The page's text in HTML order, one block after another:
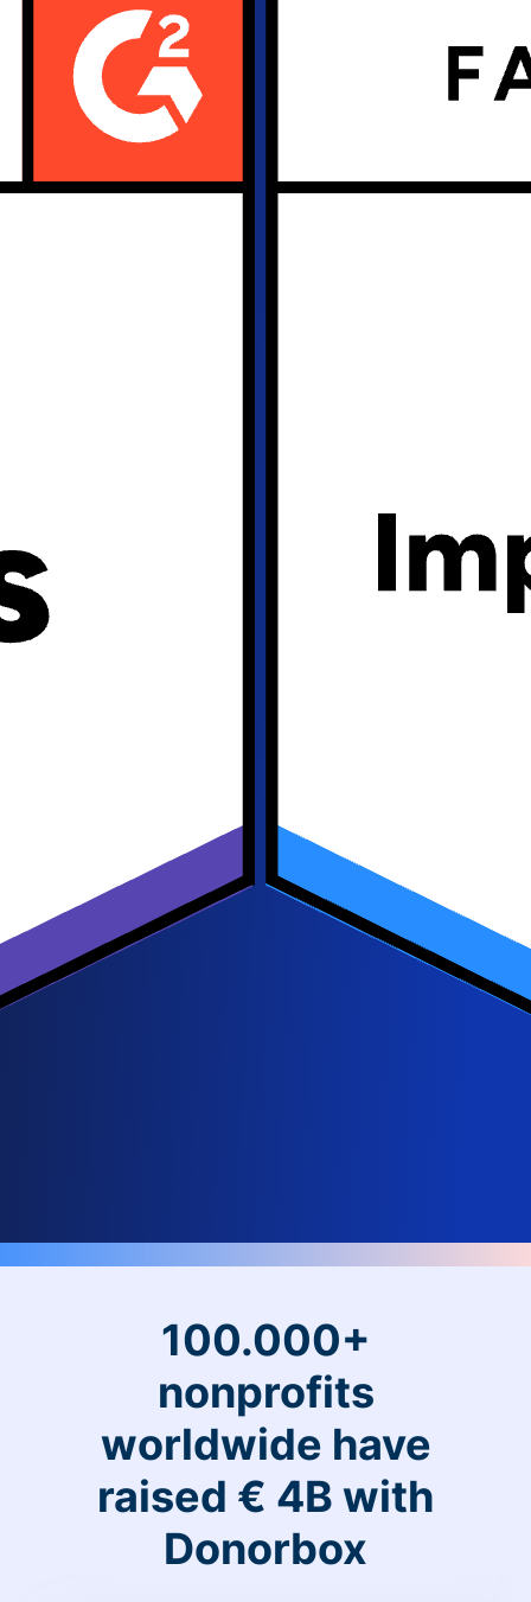
100.000+
nonprofits
worldwide have
raised € 4B with
Donorbox